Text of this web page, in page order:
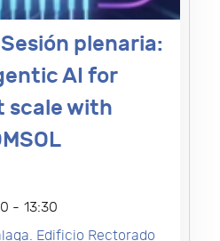
plenaria:
AI for
scale with
- 13:30
Edificio Rectorado